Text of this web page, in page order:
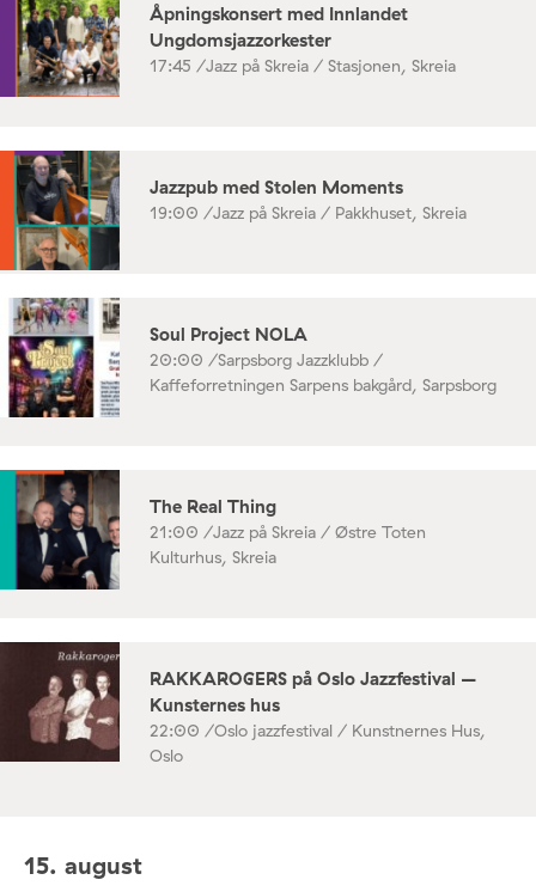
Åpningskonsert med Innlandet
Ungdomsjazzorkester
17:45 /Jazz på Skreia / Stasjonen, Skreia
Jazzpub med Stolen Moments
19:00 /Jazz på Skreia / Pakkhuset, Skreia
Soul Project NOLA
20:00 /Sarpsborg Jazzklubb /
Kaffeforretningen Sarpens bakgård, Sarpsborg
The Real Thing
21:00 /Jazz på Skreia / Østre Toten
Kulturhus, Skreia
RAKKAROGERS på Oslo Jazzfestival –
Kunsternes hus
22:00 /Oslo jazzfestival / Kunstnernes Hus,
Oslo
15. august